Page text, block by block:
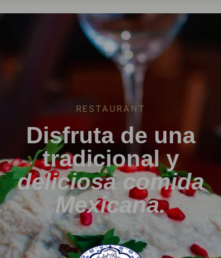
RESTAURANT
Disfruta de una
tradicional y
deliciosa comida
Mexicana.